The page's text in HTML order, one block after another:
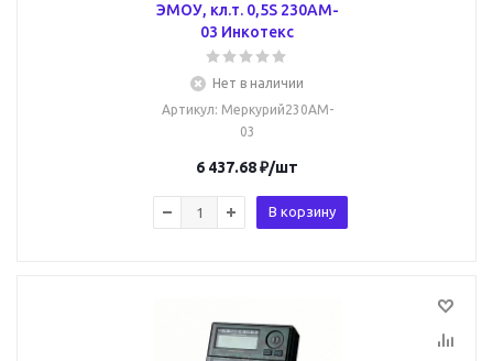
ЭМОУ, кл.т. 0,5S 230AM-
03 Инкотекс
Нет в наличии
Артикул: Меркурий230AM-
03
6 437.68₽/шт
В корзину